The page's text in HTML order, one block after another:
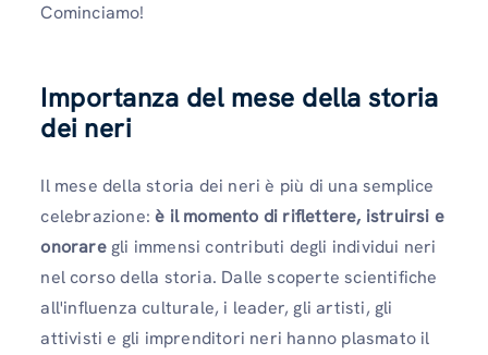
Cominciamo!
Importanza del mese della storia
dei neri
Il mese della storia dei neri è più di una semplice
celebrazione:è il momento di riflettere, istruirsi e
onoraregli immensi contributi degli individui neri
nel corso della storia. Dalle scoperte scientifiche
all'influenza culturale, i leader, gli artisti, gli
attivisti e gli imprenditori neri hanno plasmato il